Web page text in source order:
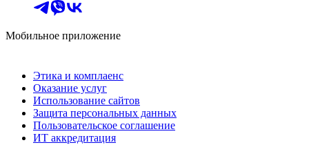
Мобильное приложение
Этика и комплаенс
Оказание услуг
Использование сайтов
Защита персональных данных
Пользовательское соглашение
ИТ аккредитация